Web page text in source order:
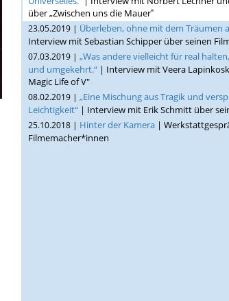
über „Zwischen uns die Mauer‟
23.05.2019 | Überleben, ohne mit dem Träumen
Interview mit Sebastian Schipper über seinen
07.03.2019 |„Was andere vielleicht für real
und umgekehrt.“ | Interview mit Veera
Magic Life of V"
08.02.2019 |„Eine Mischung aus Tragik und
Leichtigkeit“ | Interview mit Erik Schmitt über
25.10.2018 | Hinter der Kamera |
Filmemacher*innen